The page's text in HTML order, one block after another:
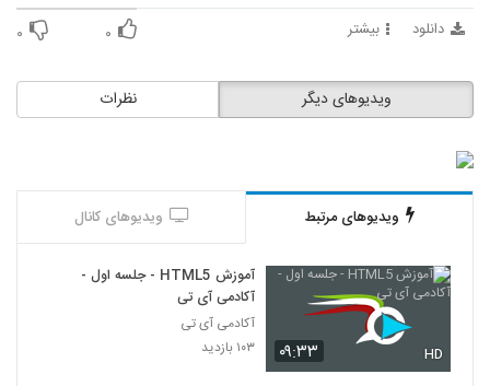
دانلود بیشتر ۰ ۰
نظرات ویدیوهای دیگر
ویدیوهای مرتبط ویدیوهای کانال
۰۹:۳۳ HD
آموزش HTML5 - جلسه اول -
آکادمی آی تی
آکادمی آی تی
۱۰۳ بازدید